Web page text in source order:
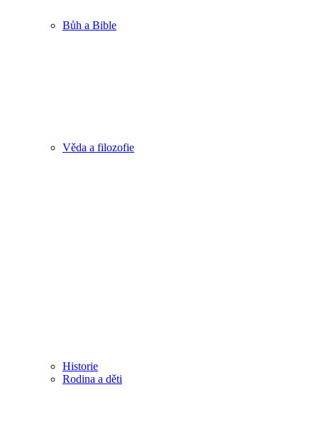
Bůh a Bible
Věda a filozofie
Historie
Rodina a děti